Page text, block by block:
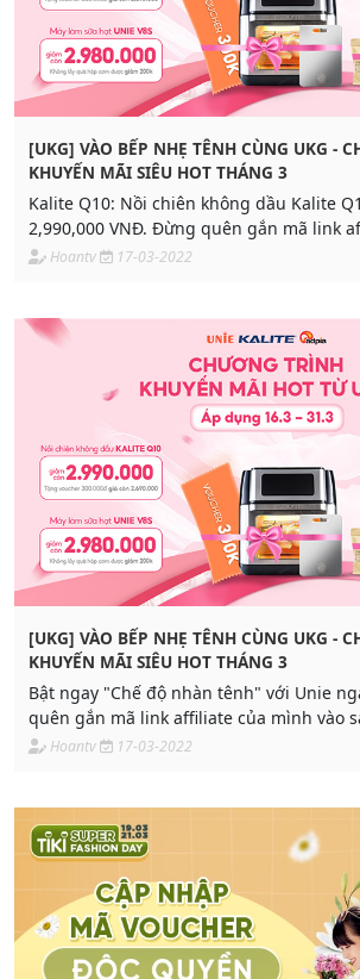
[UKG] VÀO BẾP NHẸ TÊNH CÙNG UKG -
KHUYẾN MÃI SIÊU HOT THÁNG 3
Kalite Q10: Nồi chiên không dầu Kalite
2,990,000 VNĐ. Đừng quên gắn mã link
vào sản phẩm.
Hoantv 17-03-2022
[UKG] VÀO BẾP NHẸ TÊNH CÙNG UKG -
KHUYẾN MÃI SIÊU HOT THÁNG 3
Bật ngay "Chế độ nhàn tênh" với Unie ngay
quên gắn mã link affiliate của mình vào
Hoantv 17-03-2022